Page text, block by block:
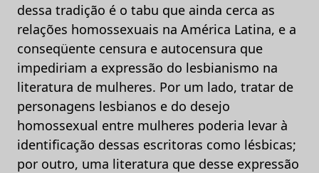
dessa tradição é o tabu que ainda cerca as
relações homossexuais na América Latina, e a
conseqüente censura e autocensura que
impediriam a expressão do lesbianismo na
literatura de mulheres. Por um lado, tratar de
personagens lesbianos e do desejo
homossexual entre mulheres poderia levar à
identificação dessas escritoras como lésbicas;
por outro, uma literatura que desse expressão